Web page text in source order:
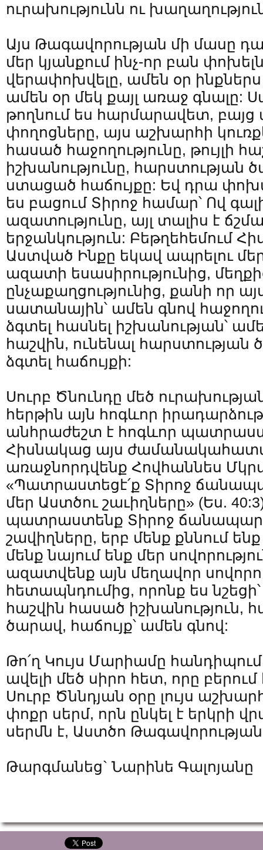
ուրախությունն ու
Այս Թագավորության մի մասը
մեր կյանքում ինչ-որ բան փոխելն
վերափոխվելը, ամեն օր
ամեն օր մեկ քայլ առաջ գնալը:
թողնում ես հարմարավետ, բայց
փողոցները, այս աշխարհի
հասած հաջողությունը, թույլի
իշխանությունը, հարստության
ստացած հաճույքը: Եվ դրա
ես բացում Տիրոջ համար՝ Ով
ազատությունը, այլ տալիս է
երջանկություն: Բեթղեհեմում
Աստված Ինքը եկավ ապրելու
ազատի եսասիրությունից,
ընչաքաղցությունից, քանի որ
սատանային՝ ամեն գնով
ձգտել հասնել իշխանության՝
հաշվին, ունենալ
ձգտել հաճույքի:
Սուրբ Ծնունդը մեծ
հերթին այն հոգևոր
անհրաժեշտ է հոգևոր
Հիսնակաց այս
առաջնորդվենք Հովհաննես
«Պատրաստեցէ՛ք Տիրոջ
մեր Աստծու շաւիղները» (Ես.
պատրաստենք Տիրոջ
շավիղները, երբ մենք քննում
մենք նայում ենք մեր
ազատվենք այն մեղավոր
հետապնդումից, որոնք ես
հաշվին հասած իշխանություն,
ծարավ, հաճույք՝ ամեն գնով:
Թո՛ղ Կույս Մարիամը
ավելի մեծ սիրո հետ, որը բերում
Սուրբ Ծննդյան օրը լույս
փոքր սերմ, որն ընկել է երկրի
սերմն է, Աստծո
Թարգմանեց` Նարինե Գալոյանը